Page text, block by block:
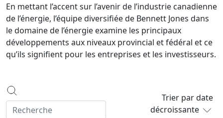
En mettant l’accent sur l’avenir de l’industrie canadienne
de l’énergie, l’équipe diversifiée de Bennett Jones dans
le domaine de l’énergie examine les principaux
développements aux niveaux provincial et fédéral et ce
qu’ils signifient pour les entreprises et les investisseurs.
Trier par date
décroissante